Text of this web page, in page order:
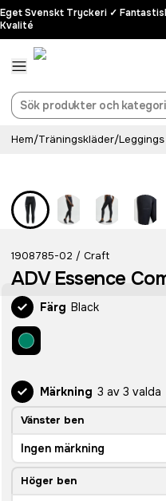
Eget Svenskt Tryckeri ✓
Kvalité
Hem/Träningskläder/
1908785-02 / Craft
ADV Essence
Färg Black
Märkning 3 av 3 valda
Vänster ben
Ingen märkning
Höger ben